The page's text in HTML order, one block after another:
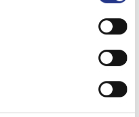
Klassischer italienischer Toaster für
Zange, vielseitig und mit
Jeder einzelne Ofen verfügt...